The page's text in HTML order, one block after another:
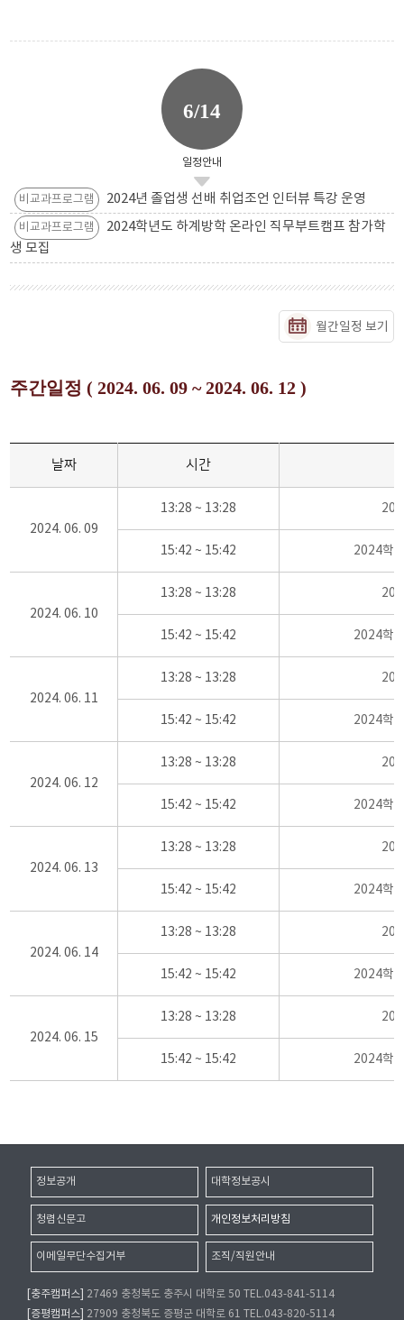
6/14
일정안내
비교과프로그램 2024년 졸업생 선배 취업조언 인터뷰 특강 운영
비교과프로그램
2024학년도 하계방학 온라인 직무부트캠프 참가학
생 모집
월간일정 보기
주간일정 ( 2024. 06. 09 ~ 2024. 06. 12 )
날짜 시간
2024. 06. 09
13:28 ~ 13:28
15:42 ~ 15:42 2024학
2024. 06. 10
13:28 ~ 13:28
15:42 ~ 15:42 2024학
2024. 06. 11
13:28 ~ 13:28
15:42 ~ 15:42 2024학
2024. 06. 12
13:28 ~ 13:28
15:42 ~ 15:42 2024학
2024. 06. 13
13:28 ~ 13:28
15:42 ~ 15:42 2024학
2024. 06. 14
13:28 ~ 13:28
15:42 ~ 15:42 2024학
2024. 06. 15
13:28 ~ 13:28
15:42 ~ 15:42 2024학
정보공개 대학정보공시
청렴신문고 개인정보처리방침
이메일무단수집거부 조직/직원안내
[충주캠퍼스]
27469 충청북도 충주시 대학로 50 TEL.043-841-5114
[증평캠퍼스]
27909 충청북도 증평군 대학로 61 TEL.043-820-5114